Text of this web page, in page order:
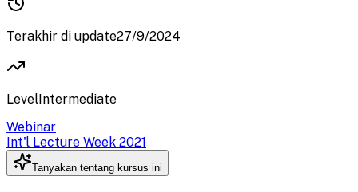
Terakhir di update27/9/2024
LevelIntermediate
Webinar
Int'l Lecture Week 2021
Tanyakan tentang kursus ini